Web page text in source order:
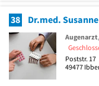
38
Augenarzt
Poststr. 17
49477